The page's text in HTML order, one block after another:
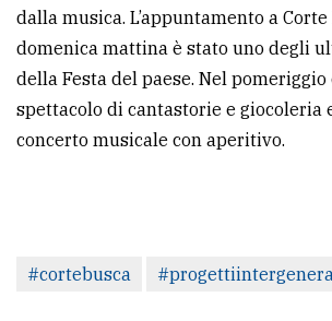
dalla musica. L’appuntamento a
domenica mattina è stato uno degli
della Festa del paese. Nel pomeriggio
spettacolo di cantastorie e giocoleria
concerto musicale con aperitivo.
#cortebusca